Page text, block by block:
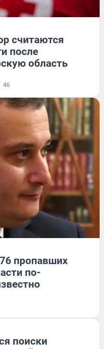
считаются
после
область
46
пропавших
по-
поиски